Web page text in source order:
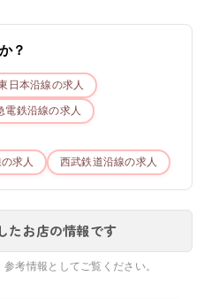
？
日本沿線の求人
電鉄沿線の求人
求人 西武鉄道沿線の求人
たお店の情報です
考情報としてご覧ください。